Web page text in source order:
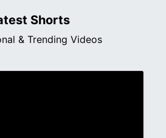
Shorts
& Trending Videos